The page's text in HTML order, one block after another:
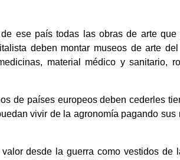
ese país todas las obras de arte que
deben montar museos de arte del
material médico y sanitario,
de países europeos deben cederles
vivir de la agronomía pagando sus
desde la guerra como vestidos de